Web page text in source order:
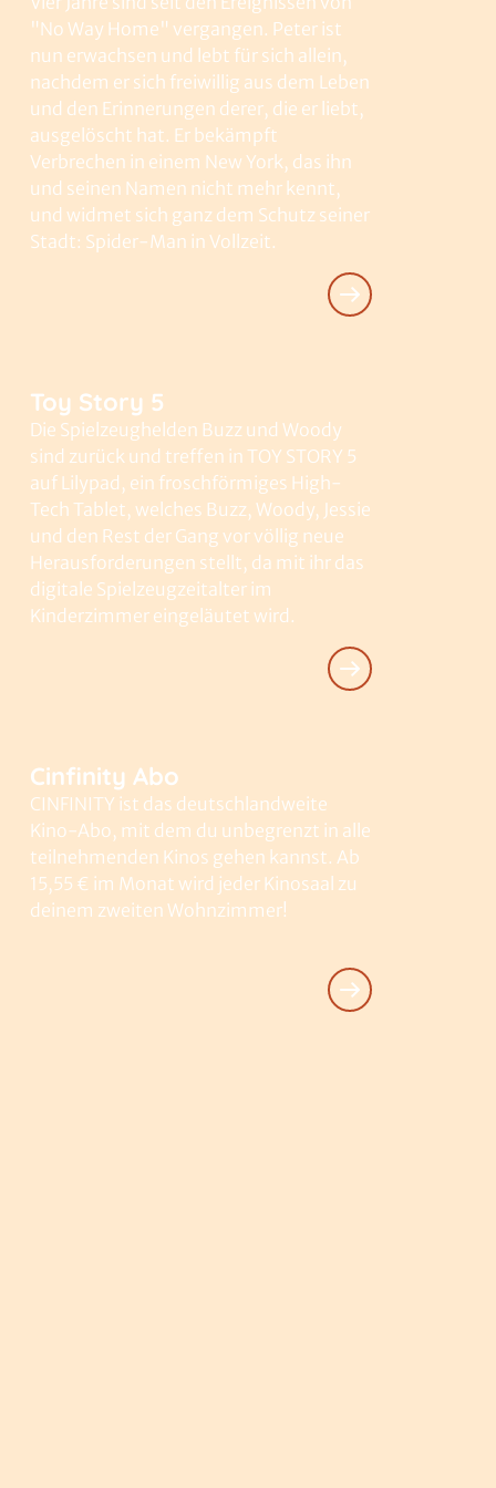
12 Clip-FSK 0 Spielzeiten ab dem
21.05.2026
13
Der Super Mario Galaxy Film
Clip-FSK 0 Spielzeiten ab dem
01.04.2026
Steckerlfischfiasko
Clip-FSK 0
Spielzeiten ab dem
13.08.2026
15 Clip-FSK 16 Spielzeiten ab dem
01.09.2026
"No Way Home" vergangen. Peter ist
nun erwachsen und lebt für sich allein,
nachdem er sich freiwillig aus dem Leben
und den Erinnerungen derer, die er liebt,
ausgelöscht hat. Er bekämpft
Verbrechen in einem New York, das ihn
und seinen Namen nicht mehr kennt,
und widmet sich ganz dem Schutz seiner
Stadt: Spider-Man in Vollzeit.
Toy Story 5
Die Spielzeughelden Buzz und Woody
sind zurück und treffen in TOY STORY 5
auf Lilypad, ein froschförmiges High-
Tech Tablet, welches Buzz, Woody, Jessie
und den Rest der Gang vor völlig neue
Herausforderungen stellt, da mit ihr das
digitale Spielzeugzeitalter im
Kinderzimmer eingeläutet wird.
Cinfinity Abo
CINFINITY ist das deutschlandweite
Kino-Abo, mit dem du unbegrenzt in alle
teilnehmenden Kinos gehen kannst. Ab
15,55 € im Monat wird jeder Kinosaal zu
deinem zweiten Wohnzimmer!